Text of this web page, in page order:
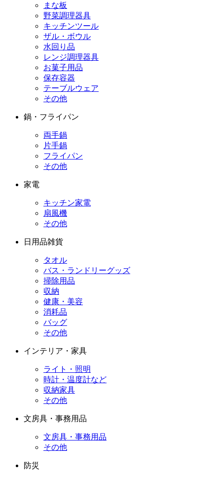
まな板
野菜調理器具
キッチンツール
ザル・ボウル
水回り品
レンジ調理器具
お菓子用品
保存容器
テーブルウェア
その他
鍋・フライパン
両手鍋
片手鍋
フライパン
その他
家電
キッチン家電
扇風機
その他
日用品雑貨
タオル
バス・ランドリーグッズ
掃除用品
収納
健康・美容
消耗品
バッグ
その他
インテリア・家具
ライト・照明
時計・温度計など
収納家具
その他
文房具・事務用品
文房具・事務用品
その他
防災